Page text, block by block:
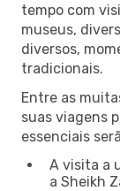
tempo com
museus,
diversos,
tradicionais.
Entre as
suas viagens
essenciais
A visita a
a Sheikh